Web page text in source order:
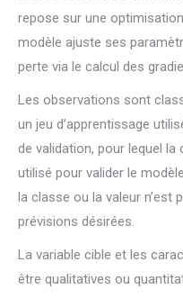
repose sur une
modèle ajuste ses
perte via le calcul des
Les observations sont
un jeu d’apprentissage
de validation, pour lequel
utilisé pour valider le
la classe ou la valeur n’est
prévisions désirées.
La variable cible et les
être qualitatives ou